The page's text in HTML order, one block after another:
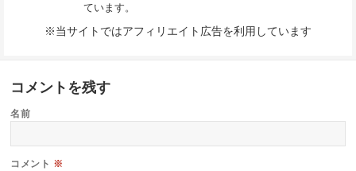
ています。
※当サイトではアフィリエイト広告を利用しています
コメントを残す
名前
コメント ※